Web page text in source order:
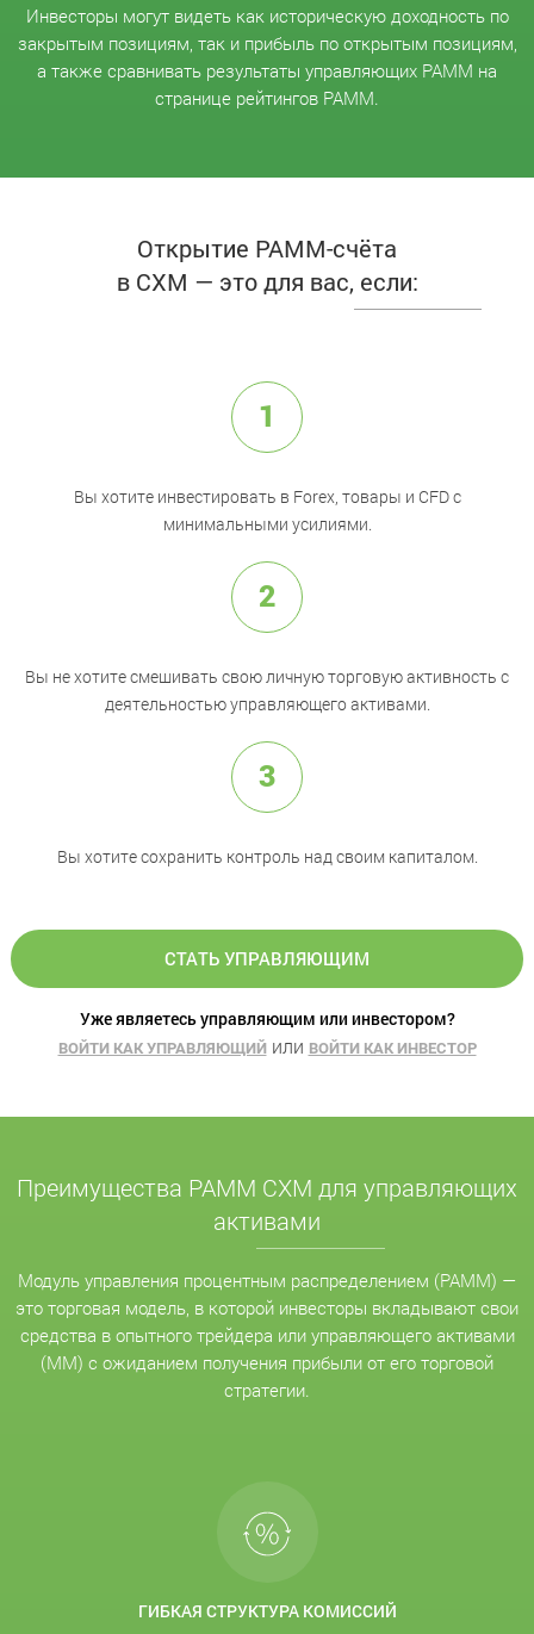
Инвесторы могут видеть как историческую доходность по
закрытым позициям, так и прибыль по открытым позициям,
а также сравнивать результаты управляющих PAMM на
странице рейтингов PAMM.
Открытие PAMM-счёта
в CXM — это для вас, если:
1
Вы хотите инвестировать в Forex, товары и CFD с
минимальными усилиями.
2
Вы не хотите смешивать свою личную торговую активность с
деятельностью управляющего активами.
3
Вы хотите сохранить контроль над своим капиталом.
СТАТЬ УПРАВЛЯЮЩИМ
Уже являетесь управляющим или инвестором?
ВОЙТИ КАК УПРАВЛЯЮЩИЙили ВОЙТИ КАК ИНВЕСТОР
Преимущества PAMM CXM для управляющих
активами
Модуль управления процентным распределением (PAMM) —
это торговая модель, в которой инвесторы вкладывают свои
средства в опытного трейдера или управляющего активами
(MM) с ожиданием получения прибыли от его торговой
стратегии.
ГИБКАЯ СТРУКТУРА КОМИССИЙ